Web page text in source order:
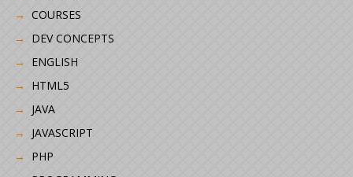
COURSES
DEV CONCEPTS
ENGLISH
HTML5
JAVA
JAVASCRIPT
PHP